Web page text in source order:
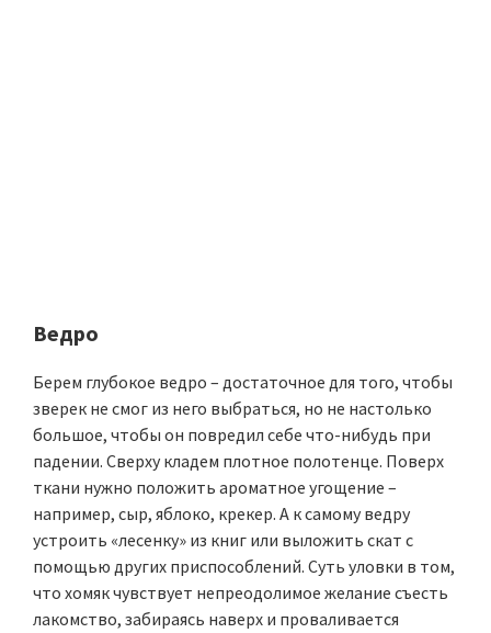
Ведро
Берем глубокое ведро – достаточное для того, чтобы
зверек не смог из него выбраться, но не настолько
большое, чтобы он повредил себе что-нибудь при
падении. Сверху кладем плотное полотенце. Поверх
ткани нужно положить ароматное угощение –
например, сыр, яблоко, крекер. А к самому ведру
устроить «лесенку» из книг или выложить скат с
помощью других приспособлений. Суть уловки в том,
что хомяк чувствует непреодолимое желание съесть
лакомство, забираясь наверх и проваливается